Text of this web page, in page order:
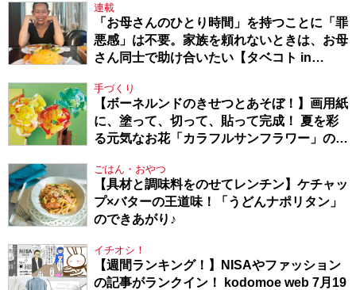
連載
「お母さんのひとり時間」を持つことに「罪
悪感」は不要。家族を頼れないときは、お母
さん同士で助け合いたい【タベコト in
手づくり
【ボーネルンドのきせつとあそぼ！】画用紙
に、塗って、切って、貼って完成！ 夏を彩
る元気なお花「カラフルサンフラワー」の作
ごはん・おやつ
【具材と調味料をのせてレンチン】ケチャッ
プ×バターの王道味！「うどんナポリタン」
のできあがり♪
イチオシ！
【週間ランキング！】NISAやファッション
の記事がランクイン！ kodomoe web 7月19